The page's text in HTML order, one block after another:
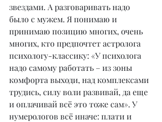
звездами. А разговаривать надо
было с мужем. Я понимаю и
принимаю позицию многих, очень
многих, кто предпочтет астролога
психологу-классику: «У психолога
надо самому работать – из зоны
комфорта выходи, над комплексами
трудись, силу воли развивай, да еще
и оплачивай всё это тоже сам». У
нумерологов всё иначе: плати и